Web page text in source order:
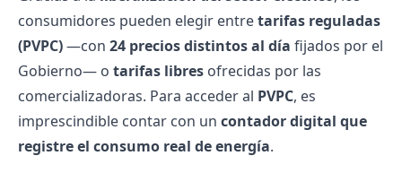
consumidores pueden elegir entretarifas reguladas
(PVPC)—con 24 precios distintos al día fijados por el
Gobierno— o tarifas libres ofrecidas por las
comercializadoras. Para acceder al PVPC, es
imprescindible contar con un contador digital que
registre el consumo real de energía.